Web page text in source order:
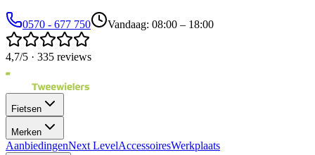
0570 - 677 750 Vandaag: 08:00 – 18:00
4,7/5 · 335 reviews
Fietsen
Merken
AanbiedingenNext LevelAccessoiresWerkplaats